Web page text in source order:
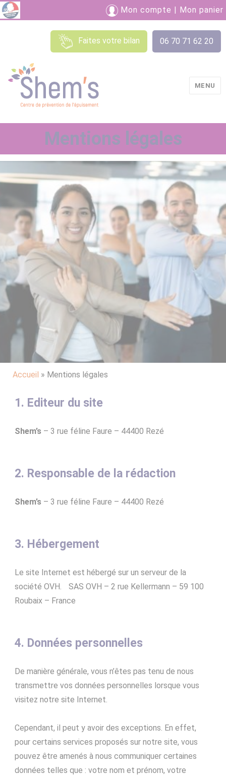
Mon compte | Mon panier
Faites votre bilan 06 70 71 62 20
Shem's
MENU
Mentions légales
Accueil » Mentions légales
1. Editeur du site
Shem’s – 3 rue féline Faure – 44400 Rezé
2. Responsable de la rédaction
Shem’s – 3 rue féline Faure – 44400 Rezé
3. Hébergement
Le site Internet est hébergé sur un serveur de la
société OVH. SAS OVH – 2 rue Kellermann – 59 100
Roubaix – France
4. Données personnelles
De manière générale, vous n’êtes pas tenu de nous
transmettre vos données personnelles lorsque vous
visitez notre site Internet.
Cependant, il peut y avoir des exceptions. En effet,
pour certains services proposés sur notre site, vous
pouvez être amenés à nous communiquer certaines
données telles que : votre nom et prénom, votre